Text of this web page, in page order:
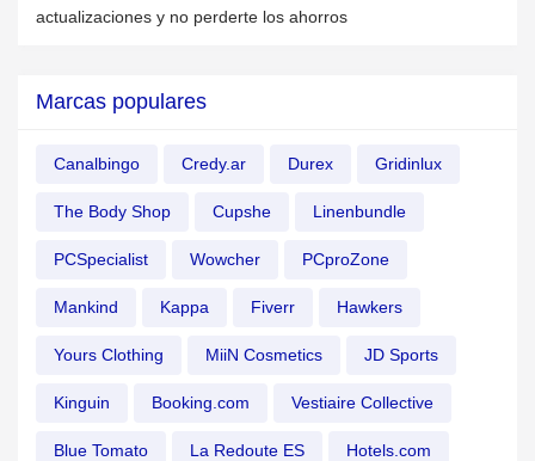
actualizaciones y no perderte los ahorros
Marcas populares
Canalbingo Credy.ar Durex Gridinlux
The Body Shop Cupshe Linenbundle
PCSpecialist Wowcher PCproZone
Mankind Kappa Fiverr Hawkers
Yours Clothing MiiN Cosmetics JD Sports
Kinguin Booking.com Vestiaire Collective
Blue Tomato La Redoute ES Hotels.com